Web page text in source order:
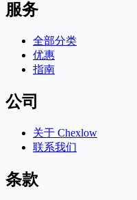
服务
全部分类
优惠
指南
公司
关于 Chexlow
联系我们
条款